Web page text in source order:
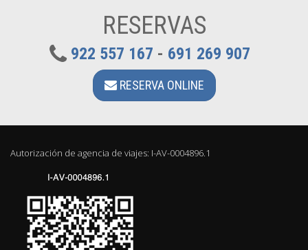
RESERVAS
922 557 167 - 691 269 907
RESERVA ONLINE
Autorización de agencia de viajes: I-AV-0004896.1